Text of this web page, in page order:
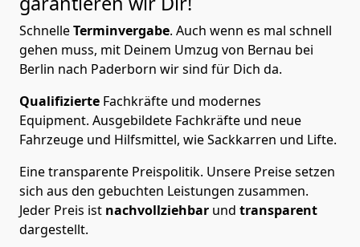
SchnelleTerminvergabe. Auch wenn es mal schnell
gehen muss, mit Deinem Umzug von Bernau bei
Berlin nach Paderborn wir sind für Dich da.
Qualifizierte Fachkräfte und modernes
Equipment. Ausgebildete Fachkräfte und neue
Fahrzeuge und Hilfsmittel, wie Sackkarren und Lifte.
Eine transparente Preispolitik. Unsere Preise setzen
sich aus den gebuchten Leistungen zusammen.
Jeder Preis ist nachvollziehbar und transparent
dargestellt.